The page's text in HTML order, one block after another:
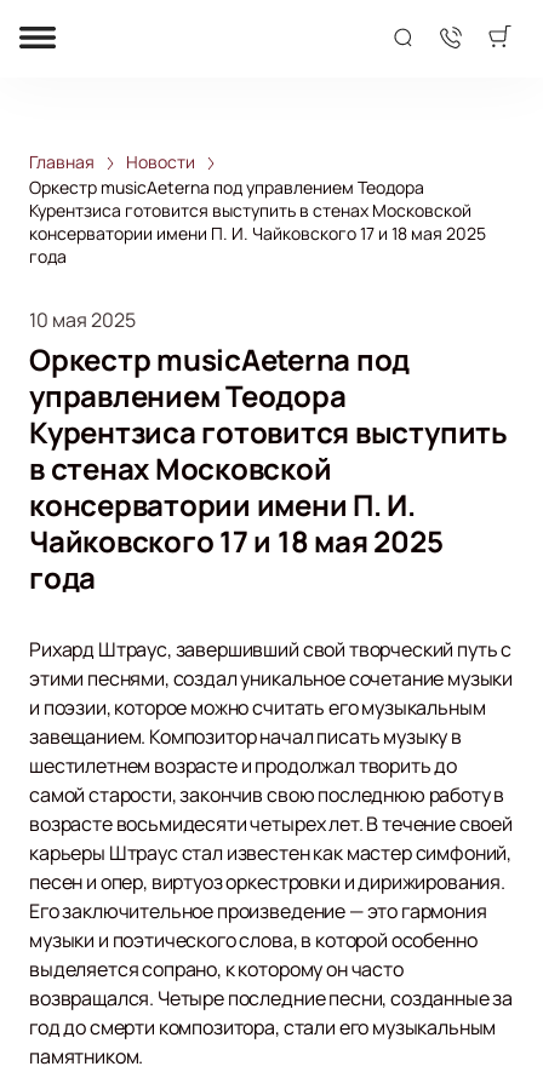
Главная
Новости
Оркестр musicAeterna под управлением Теодора
Курентзиса готовится выступить в стенах Московской
консерватории имени П. И. Чайковского 17 и 18 мая 2025
года
10 мая 2025
Оркестр musicAeterna под
управлением Теодора
Курентзиса готовится выступить
в стенах Московской
консерватории имени П. И.
Чайковского 17 и 18 мая 2025
года
Рихард Штраус, завершивший свой творческий путь с
этими песнями, создал уникальное сочетание музыки
и поэзии, которое можно считать его музыкальным
завещанием. Композитор начал писать музыку в
шестилетнем возрасте и продолжал творить до
самой старости, закончив свою последнюю работу в
возрасте восьмидесяти четырех лет. В течение своей
карьеры Штраус стал известен как мастер симфоний,
песен и опер, виртуоз оркестровки и дирижирования.
Его заключительное произведение — это гармония
музыки и поэтического слова, в которой особенно
выделяется сопрано, к которому он часто
возвращался. Четыре последние песни, созданные за
год до смерти композитора, стали его музыкальным
памятником.